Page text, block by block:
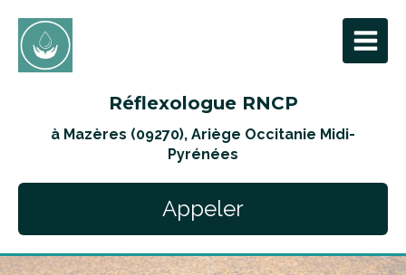
Réflexologue RNCP
à Mazères (09270), Ariège Occitanie Midi-
Pyrénées
Appeler